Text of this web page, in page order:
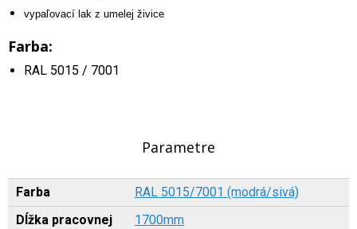
vypaľovací lak z umelej živice
Farba:
RAL 5015 / 7001
Parametre
Farba
RAL 5015/7001 (modrá/sivá)
Dĺžka pracovnej
1700mm